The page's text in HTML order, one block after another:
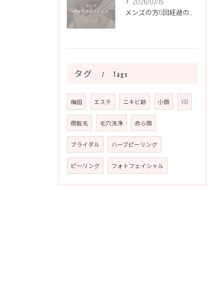
メンズの方6回経過のお写真になります📷✨
タグ Tags
梅田 エステ ニキビ跡 小顔 VIO
顔脱毛 毛穴洗浄 赤ら顔
ブライダル ハーブピーリング
ピーリング フォトフェイシャル